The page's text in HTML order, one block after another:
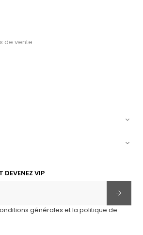
de vente


DEVENEZ VIP
générales et la politique de